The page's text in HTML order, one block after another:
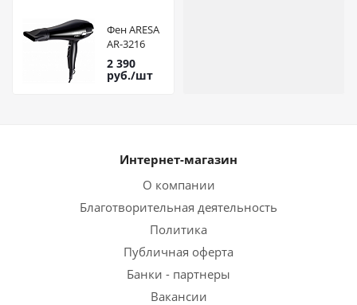
Фен ARESA
AR-3216
2 390
руб./шт
Интернет-магазин
О компании
Благотворительная деятельность
Политика
Публичная оферта
Банки - партнеры
Вакансии